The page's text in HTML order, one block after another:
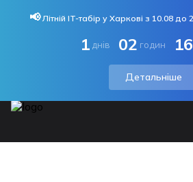
📢Літній IT-табір у Харкові з 10.08 до
1 днів 02 годин 16
Детальніше